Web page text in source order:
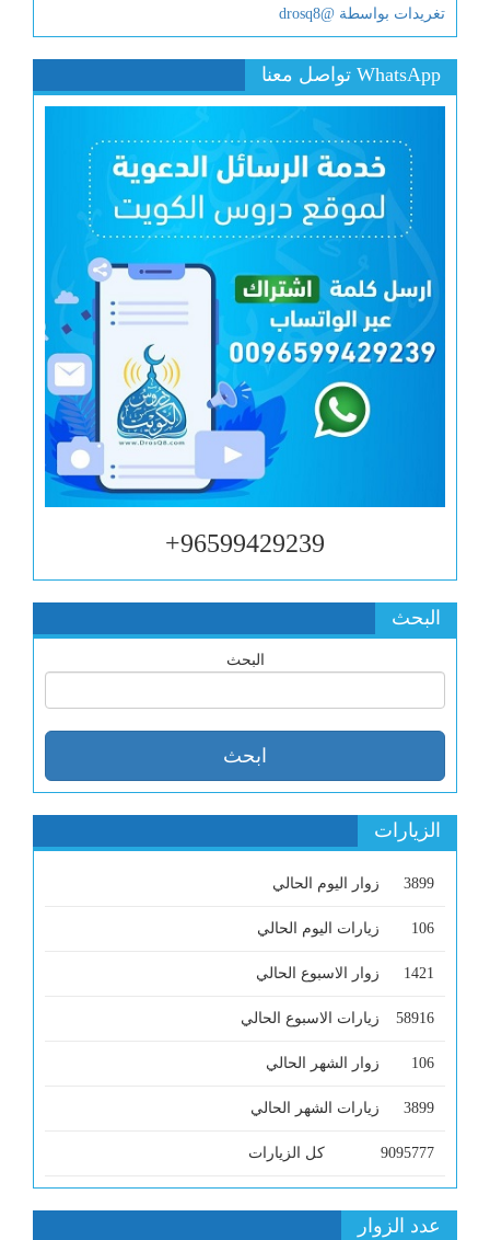
تغريدات بواسطة @drosq8
WhatsApp تواصل معنا
96599429239+
البحث
البحث
الزيارات
3899 زوار اليوم الحالي
106 زيارات اليوم الحالي
1421 زوار الاسبوع الحالي
58916 زيارات الاسبوع الحالي
106 زوار الشهر الحالي
3899 زيارات الشهر الحالي
9095777 كل الزيارات
عدد الزوار